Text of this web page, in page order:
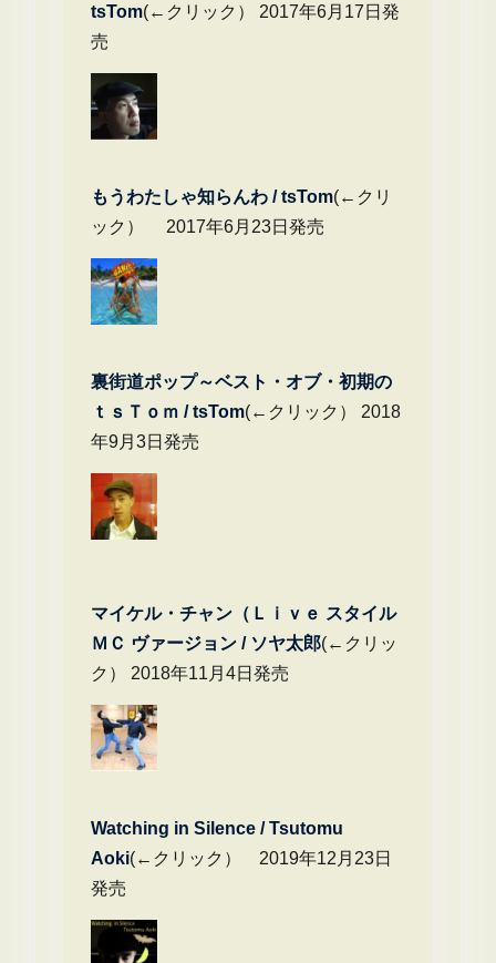
tsTom(←クリック） 2017年6月17日発
売
もうわたしゃ知らんわ / tsTom(←クリ
ック） 2017年6月23日発売
裏街道ポップ～ベスト・オブ・初期の
ｔｓＴｏｍ / tsTom(←クリック） 2018
年9月3日発売
マイケル・チャン（Ｌｉｖｅ スタイル
ＭＣ ヴァージョン / ソヤ太郎(←クリッ
ク） 2018年11月4日発売
Watching in Silence / Tsutomu
Aoki(←クリック） 2019年12月23日
発売